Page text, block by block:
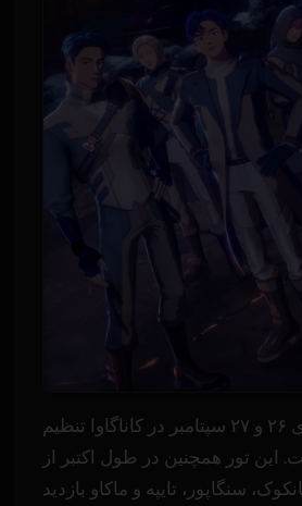
تاریخ‌های ژاپن برای ۲۶ و ۲۷ سپتامبر در کاناگاوا تنظیم
این تور همچنین در طول اکتبر از
سنگاپور، تایپه و ماکاو بازدید